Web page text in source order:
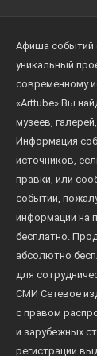
Афиша событий
уникальный
современному
«Arttube» Вы
музеев,
Информация
источников,
правки, или
событий,
информации на
бесплатно.
абсолютно
для
СМИ Сетевое
с правом
и зарубежных
регистрации